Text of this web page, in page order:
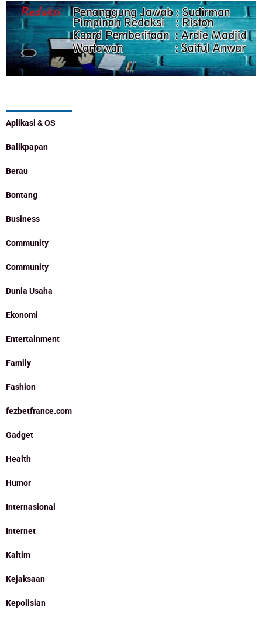
Aplikasi & OS
Balikpapan
Berau
Bontang
Business
Community
Community
Dunia Usaha
Ekonomi
Entertainment
Family
Fashion
fezbetfrance.com
Gadget
Health
Humor
Internasional
Internet
Kaltim
Kejaksaan
Kepolisian